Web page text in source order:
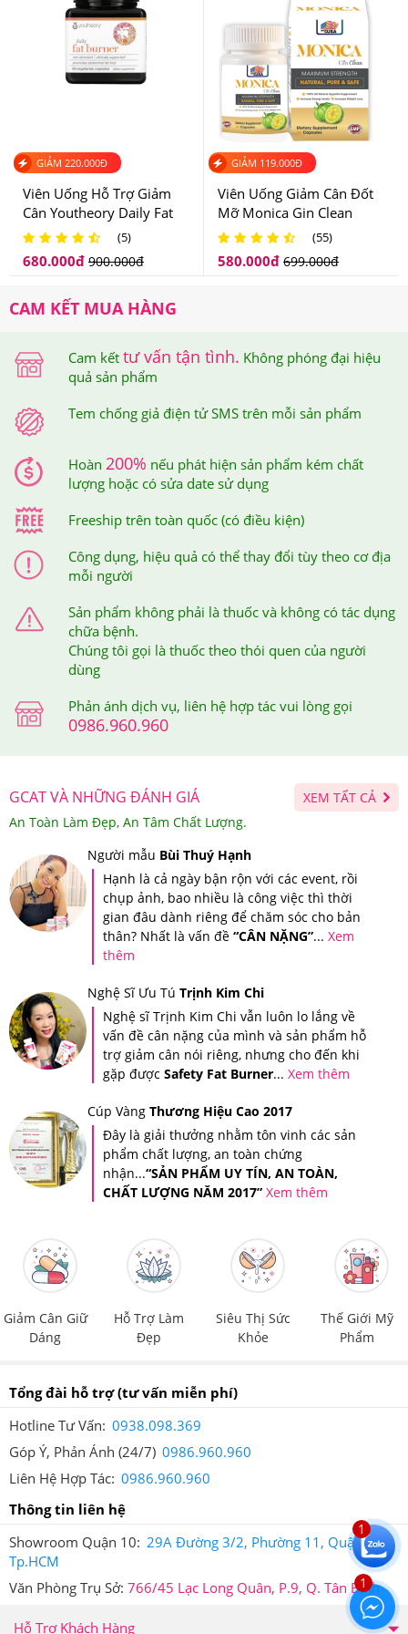
Ai đã sử dụngKẹo Dẻo Giấm Táo Hỗ Trợ Giảm Cân
Goli Apple Cider Vinegar Gummies 60 Viên
thiên nhiên
-Người đang trong quá trình ăn kiêng giảm cân.
Goli Apple Cider Vinegar Gummies giúp tăng cường miễn
dịch, hỗ trợ đốt cháy mỡ thừa duy trì vóc dáng
4.Kẹo Dẻo Giấm Táo Hỗ Trợ Giảm Cân Goli
Apple Cider Vinegar Gummies 60 Viên Nên
Cách sử dụng:Nhai 3 lần/ngày, mỗi lần 1-2 viên. (Tối đa
6 viên/ngày).
5.Kẹo Dẻo Giấm Táo Hỗ Trợ Giảm Cân Goli
Apple Cider Vinegar Gummies 60 Viên Giá Bao
Nhiêu, Nên Mua Ở Đâu Đảm Bảo?
Tại hệ thống Giảm Cân An Toàn, Kẹo Dẻo Giấm Táo Hỗ
Viên
giá VNĐ.
Giảm Cân An Toàn là nơi cung cấp các dòng sản phẩm
hỗ trợ chức năng giảm cân, chăm sóc sức khỏe cao
cấp, chính hãng, có nguồn gốc rõ ràng. Do vậy, đây
đẹp, chăm sóc sức khỏe lý tưởng của tất cả mọi người.
Bạn cũng có thể dễ dàng kiểm tra thông tin sản phẩm
bằng ứng dụng iCheck - Ứng dụng tra cứu nguồn gốc
sản phẩm được sử dụng rộng rãi bởi người tiêu dùng
Việt Nam.
Trên mỗi sản phẩm tại Hệ thống Giảm Cân An Toàn đều
được dán tem chống hàng giả điện tử SMS để đảm bảo
GIẢM 220.000Đ
Viên Uống Hỗ Trợ Giảm
Cân Youtheory Daily Fat
Burner
(5)
680.000đ 900.000đ
GIẢM 119.000Đ
Viên Uống Giảm Cân Đốt
Mỡ Monica Gin Clean
Maximum Strength
(55)
580.000đ 699.000đ
CAM KẾT MUA HÀNG
Cam kết tư vấn tận tình. Không phóng đại hiệu
quả sản phẩm
Tem chống giả điện tử SMS trên mỗi sản phẩm
Hoàn 200% nếu phát hiện sản phẩm kém chất
lượng hoặc có sửa date sử dụng
Freeship trên toàn quốc (có điều kiện)
Công dụng, hiệu quả có thể thay đổi tùy theo cơ địa
mỗi người
Sản phẩm không phải là thuốc và không có tác dụng
chữa bệnh.
Chúng tôi gọi là thuốc theo thói quen của người
dùng
Phản ánh dịch vụ, liên hệ hợp tác vui lòng gọi
0986.960.960
GCAT VÀ NHỮNG ĐÁNH GIÁ
An Toàn Làm Đẹp, An Tâm Chất Lượng.
XEM TẤT CẢ
Người mẫu Bùi Thuý Hạnh
Hạnh là cả ngày bận rộn với các event, rồi
chụp ảnh, bao nhiều là công việc thì thời
gian đâu dành riêng để chăm sóc cho bản
thân? Nhất là vấn đề “CÂN NẶNG”... Xem
thêm
Nghệ Sĩ Ưu Tú Trịnh Kim Chi
Nghệ sĩ Trịnh Kim Chi vẫn luôn lo lắng về
vấn đề cân nặng của mình và sản phẩm hỗ
trợ giảm cân nói riêng, nhưng cho đến khi
gặp được Safety Fat Burner... Xem thêm
Cúp Vàng Thương Hiệu Cao 2017
Đây là giải thưởng nhằm tôn vinh các sản
phẩm chất lượng, an toàn chứng
nhận...“SẢN PHẨM UY TÍN, AN TOÀN,
CHẤT LƯỢNG NĂM 2017” Xem thêm
Giảm Cân Giữ
Dáng
Hỗ Trợ Làm
Đẹp
Siêu Thị Sức
Khỏe
Thế Giới Mỹ
Phẩm
Tổng đài hỗ trợ(tư vấn miễn phí)
Hotline Tư Vấn: 0938.098.369
Góp Ý, Phản Ánh (24/7) 0986.960.960
Liên Hệ Hợp Tác: 0986.960.960
Thông tin liên hệ
Showroom Quận 10: 29A Đường 3/2, Phường 11, Quận 10,
Tp.HCM
Văn Phòng Trụ Sở: 766/45 Lạc Long Quân, P.9, Q. Tân Bình
Hỗ Trợ Khách Hàng
1
1